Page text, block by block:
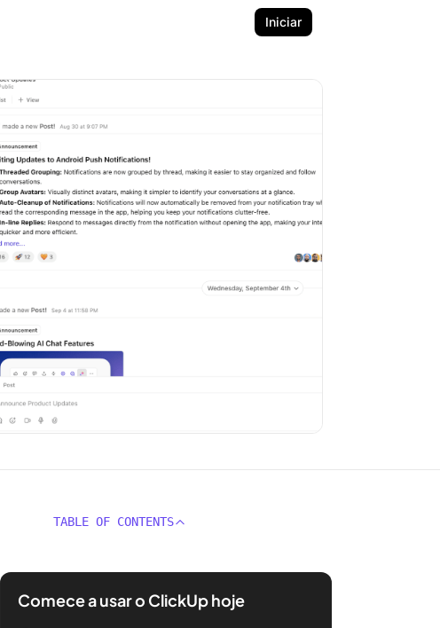
Iniciar
TABLE OF CONTENTS
Comece a usar o ClickUp hoje